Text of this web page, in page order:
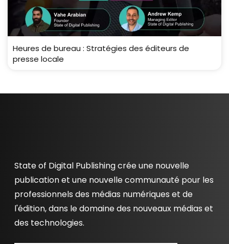
Heures de bureau : Stratégies des éditeurs de
presse locale
State of Digital Publishing crée une nouvelle
publication et une nouvelle communauté pour les
professionnels des médias numériques et de
l'édition, dans le domaine des nouveaux médias et
des technologies.